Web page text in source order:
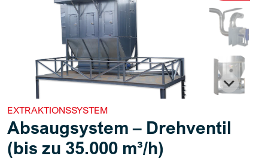
EXTRAKTIONSSYSTEM
Absaugsystem – Drehventil
(bis zu 35.000 m³/h)